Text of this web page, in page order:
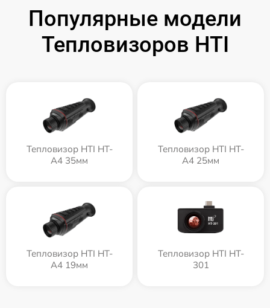
Популярные модели
Тепловизоров HTI
Тепловизор HTI HT-
A4 35мм
Тепловизор HTI HT-
A4 25мм
Тепловизор HTI HT-
A4 19мм
Тепловизор HTI HT-
301